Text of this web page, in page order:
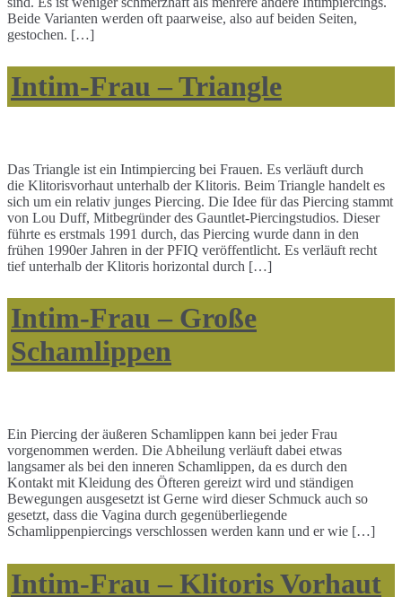
Beide Varianten werden oft paarweise, also auf beiden Seiten,
gestochen. […]
Intim-Frau – Triangle
Das Triangle ist ein Intimpiercing bei Frauen. Es verläuft durch
die Klitorisvorhaut unterhalb der Klitoris. Beim Triangle handelt es
sich um ein relativ junges Piercing. Die Idee für das Piercing stammt
von Lou Duff, Mitbegründer des Gauntlet-Piercingstudios. Dieser
führte es erstmals 1991 durch, das Piercing wurde dann in den
frühen 1990er Jahren in der PFIQ veröffentlicht. Es verläuft recht
tief unterhalb der Klitoris horizontal durch […]
Intim-Frau – Große
Schamlippen
Ein Piercing der äußeren Schamlippen kann bei jeder Frau
vorgenommen werden. Die Abheilung verläuft dabei etwas
langsamer als bei den inneren Schamlippen, da es durch den
Kontakt mit Kleidung des Öfteren gereizt wird und ständigen
Bewegungen ausgesetzt ist Gerne wird dieser Schmuck auch so
gesetzt, dass die Vagina durch gegenüberliegende
Schamlippenpiercings verschlossen werden kann und er wie […]
Intim-Frau – Klitoris Vorhaut